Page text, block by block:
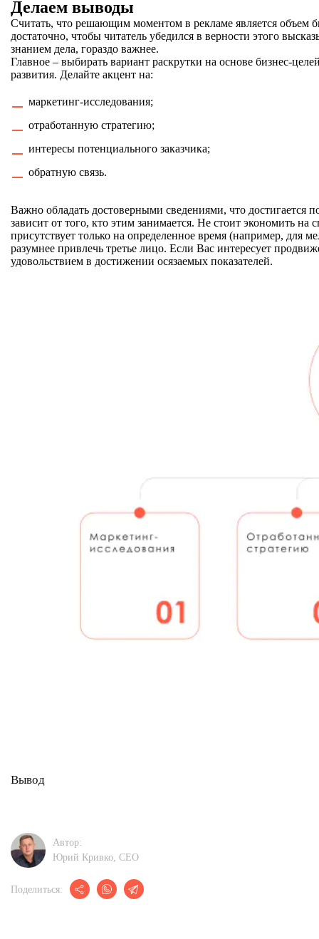
Делаем выводы
Считать, что решающим моментом в рекламе является объем
достаточно, чтобы читатель убедился в верности этого
знанием дела, гораздо важнее.
Главное – выбирать вариант раскрутки на основе бизнес-
развития. Делайте акцент на:
маркетинг-исследования;
отработанную стратегию;
интересы потенциального заказчика;
обратную связь.
Важно обладать достоверными сведениями, что
зависит от того, кто этим занимается. Не стоит экономить на
присутствует только на определенное время (например, для
разумнее привлечь третье лицо. Если Вас интересует
удовольствием в достижении осязаемых показателей.
Вывод
Автор:
Юрий Кривко, CEО
Поделиться: